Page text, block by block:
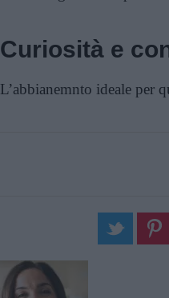
Curiosità e
L’abbianemnto ideale per